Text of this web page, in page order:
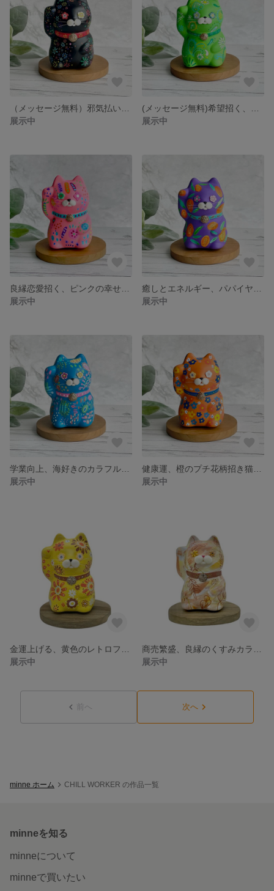
展示中
展示中
展示中
展示中
展示中
展示中
展示中
展示中
前へ 次へ
minne ホーム CHILL WORKER の作品一覧
minneを知る
minneについて
minneで買いたい